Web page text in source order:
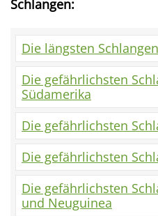
Schlangen:
Die längsten Schlangen
Die gefährlichsten
Südamerika
Die gefährlichsten
Die gefährlichsten
Die gefährlichsten
und Neuguinea